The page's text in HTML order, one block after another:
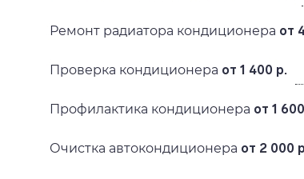
Ремонт радиатора кондиционера от
Проверка кондиционера от 1 400 р.
Профилактика кондиционера от 1
Очистка автокондиционера от 2 000